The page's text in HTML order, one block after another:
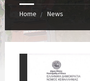
Home News